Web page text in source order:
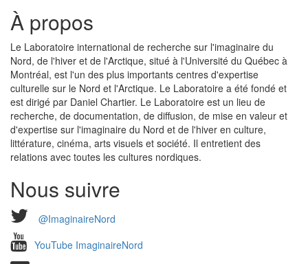
À propos
Le Laboratoire international de recherche sur l'imaginaire du
Nord, de l'hiver et de l'Arctique, situé à l'Université du Québec à
Montréal, est l'un des plus importants centres d'expertise
culturelle sur le Nord et l'Arctique. Le Laboratoire a été fondé et
est dirigé par Daniel Chartier. Le Laboratoire est un lieu de
recherche, de documentation, de diffusion, de mise en valeur et
d'expertise sur l'imaginaire du Nord et de l'hiver en culture,
littérature, cinéma, arts visuels et société. Il entretient des
relations avec toutes les cultures nordiques.
Nous suivre
@ImaginaireNord
YouTube ImaginaireNord